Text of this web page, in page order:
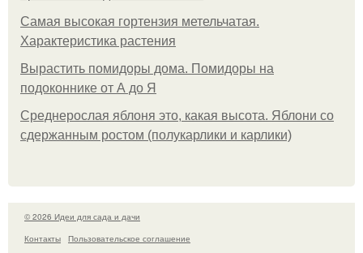
Самая высокая гортензия метельчатая.
Характеристика растения
Вырастить помидоры дома. Помидоры на
подоконнике от А до Я
Среднерослая яблоня это, какая высота. Яблони со
сдержанным ростом (полукарлики и карлики)
© 2026 Идеи для сада и дачи
Контакты
Пользовательское соглашение